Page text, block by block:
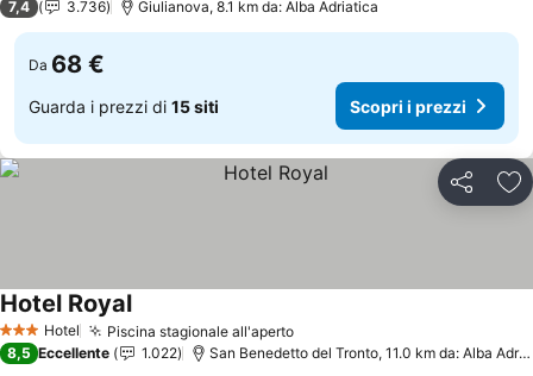
7,4 3.736 Giulianova, 8.1 km da: Alba Adriatica
Da 68 €
Guarda i prezzi di 15 siti Scopri i prezzi
Condividi
3 StelleHotel Piscina stagionale all'aperto
Hotel Royal
8,5 Eccellente 1.022 San Benedetto del Tronto, 11.0 km da: Alba Adriatica